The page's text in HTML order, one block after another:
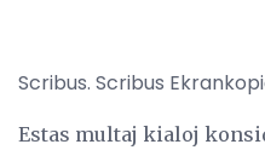
Scribus. Scribus
Estas multaj kialoj